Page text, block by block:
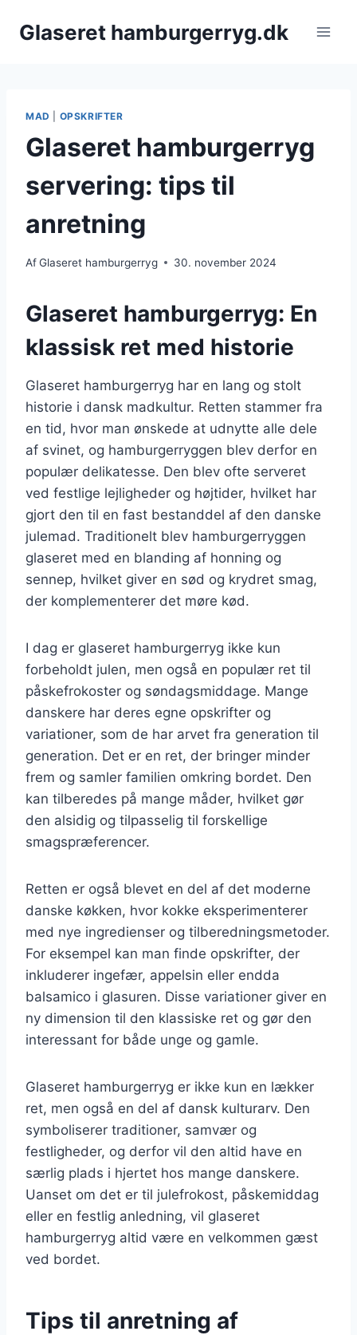
Glaseret hamburgerryg.dk
MAD OPSKRIFTER
Glaseret hamburgerryg
servering: tips til
anretning
AfGlaseret hamburgerryg 30. november 2024
Glaseret hamburgerryg: En
klassisk ret med historie
Glaseret hamburgerryg har en lang og stolt
historie i dansk madkultur. Retten stammer fra
en tid, hvor man ønskede at udnytte alle dele
af svinet, og hamburgerryggen blev derfor en
populær delikatesse. Den blev ofte serveret
ved festlige lejligheder og højtider, hvilket har
gjort den til en fast bestanddel af den danske
julemad. Traditionelt blev hamburgerryggen
glaseret med en blanding af honning og
sennep, hvilket giver en sød og krydret smag,
der komplementerer det møre kød.
I dag er glaseret hamburgerryg ikke kun
forbeholdt julen, men også en populær ret til
påskefrokoster og søndagsmiddage. Mange
danskere har deres egne opskrifter og
variationer, som de har arvet fra generation til
generation. Det er en ret, der bringer minder
frem og samler familien omkring bordet. Den
kan tilberedes på mange måder, hvilket gør
den alsidig og tilpasselig til forskellige
smagspræferencer.
Retten er også blevet en del af det moderne
danske køkken, hvor kokke eksperimenterer
med nye ingredienser og tilberedningsmetoder.
For eksempel kan man finde opskrifter, der
inkluderer ingefær, appelsin eller endda
balsamico i glasuren. Disse variationer giver en
ny dimension til den klassiske ret og gør den
interessant for både unge og gamle.
Glaseret hamburgerryg er ikke kun en lækker
ret, men også en del af dansk kulturarv. Den
symboliserer traditioner, samvær og
festligheder, og derfor vil den altid have en
særlig plads i hjertet hos mange danskere.
Uanset om det er til julefrokost, påskemiddag
eller en festlig anledning, vil glaseret
hamburgerryg altid være en velkommen gæst
ved bordet.
Tips til anretning af